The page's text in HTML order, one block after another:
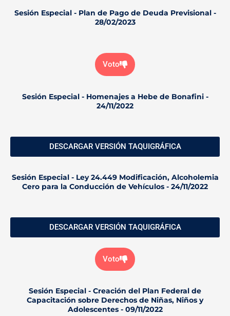
Sesión Especial - Plan de Pago de Deuda Previsional -
28/02/2023
Voto
Sesión Especial - Homenajes a Hebe de Bonafini -
24/11/2022
DESCARGAR VERSIÓN TAQUIGRÁFICA
Sesión Especial - Ley 24.449 Modificación, Alcoholemia
Cero para la Conducción de Vehículos - 24/11/2022
DESCARGAR VERSIÓN TAQUIGRÁFICA
Voto
Sesión Especial - Creación del Plan Federal de
Capacitación sobre Derechos de Niñas, Niños y
Adolescentes - 09/11/2022